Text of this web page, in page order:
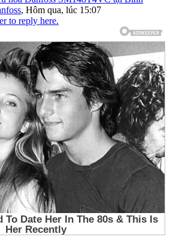
, Hôm qua, lúc 15:07
to reply here.